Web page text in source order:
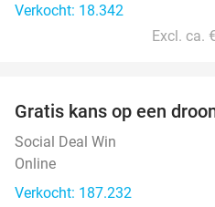
Verkocht: 18.342
Excl. ca.
Gratis kans op een
Social Deal Win
Online
Verkocht: 187.232